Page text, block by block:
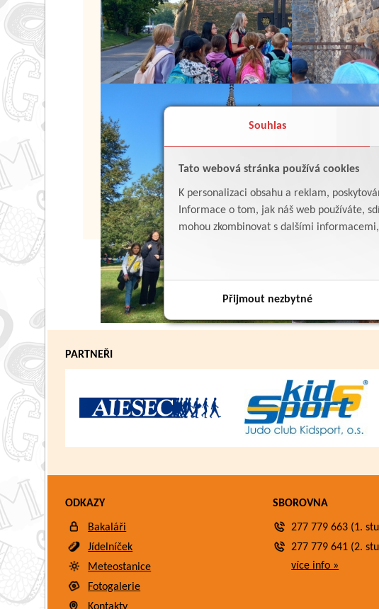
Souhlas
Tato webová stránka používá cookies
K personalizaci obsahu a reklam,
Informace o tom, jak náš web používáte,
mohou zkombinovat s dalšími
Přijmout nezbytné
PARTNEŘI
ODKAZY
Bakaláři
Jídelníček
Meteostanice
Fotogalerie
SBOROVNA
277 779 663 (1.
277 779 641 (2.
více info »